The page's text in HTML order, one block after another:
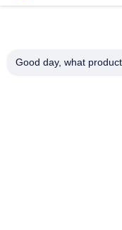
छूट और अधिक के लिए हमारे
Good day, what